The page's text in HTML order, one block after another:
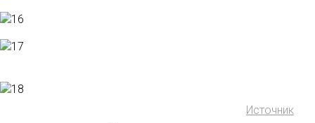
Источник